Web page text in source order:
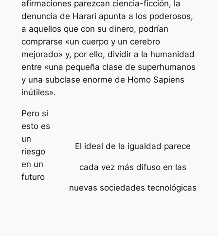
afirmaciones parezcan ciencia-ficción, la
denuncia de Harari apunta a los poderosos,
a aquellos que con su dinero, podrían
comprarse «un cuerpo y un cerebro
mejorado» y, por ello, dividir a la humanidad
entre «una pequeña clase de superhumanos
y una subclase enorme de Homo Sapiens
inútiles».
El ideal de la igualdad parece
cada vez más difuso en las
nuevas sociedades tecnológicas
Pero si
esto es
un
riesgo
en un
futuro